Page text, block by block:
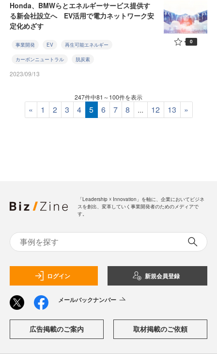
Honda、BMWらとエネルギーサービス提供す
る新会社設立へ EV活用で電力ネットワーク安
定化めざす
事業開発 EV 再生可能エネルギー
カーボンニュートラル 脱炭素
2023/09/13
0
247件中81～100件を表示
« 1 2 3 4 5 6 7 8 ... 12 13 »
「Leadership ☓ Innovation」を軸に、企業においてビジネ
スを創出、変革していく事業開発者のためのメディアで
す。
ログイン 新規会員登録
メールバックナンバー
広告掲載のご案内 取材掲載のご依頼